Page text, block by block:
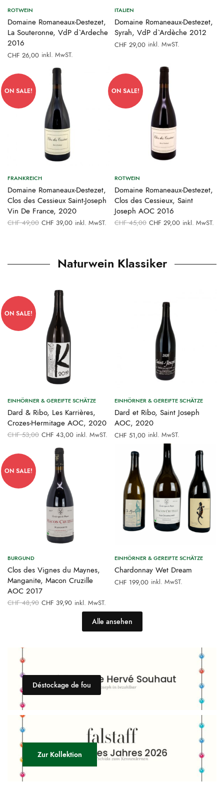
ROTWEIN
Domaine Romaneaux-Destezet,
La Souteronne, VdP d`Ardeche
2016
CHF 26,00 inkl. MwST.
ITALIEN
Domaine Romaneaux-Destezet,
Syrah, VdP d`Ardèche 2012
CHF 29,00 inkl. MwST.
ON SALE!
FRANKREICH
Domaine Romaneaux-Destezet,
Clos des Cessieux Saint-Joseph
Vin De France, 2020
CHF49,00 Ursprünglicher
Preis war:
CHF 39,00Aktueller
inkl. MwST.
ON SALE!
ROTWEIN
Domaine Romaneaux-Destezet,
Clos des Cessieux, Saint
Joseph AOC 2016
CHF45,00 Ursprünglicher
Preis war:
CHF 29,00Aktueller
inkl. MwST.
Naturwein Klassiker
ON SALE!
EINHÖRNER & GEREIFTE SCHÄTZE
Dard & Ribo, Les Karrières,
Crozes-Hermitage AOC, 2020
CHF53,00 Ursprünglicher
Preis war:
CHF 53,00
CHF 43,00Aktueller
inkl. MwST.
EINHÖRNER & GEREIFTE SCHÄTZE
Dard et Ribo, Saint Joseph
AOC, 2020
CHF 51,00 inkl. MwST.
ON SALE!
BURGUND
Clos des Vignes du Maynes,
Manganite, Macon Cruzille
AOC 2017
CHF48,90 Ursprünglicher
Preis war:
CHF 39,90Aktueller
Preis ist:
CHF 39,90.
inkl. MwST.
EINHÖRNER & GEREIFTE SCHÄTZE
Chardonnay Wet Dream
CHF 199,00 inkl. MwST.
Alle ansehen
Déstockage de fou
Zur Kollektion